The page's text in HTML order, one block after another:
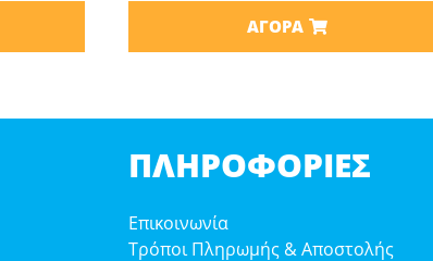
ΑΓΟΡΆ
ΠΛΗΡΟΦΟΡΊΕΣ
Επικοινωνία
Τρόποι Πληρωμής & Αποστολής